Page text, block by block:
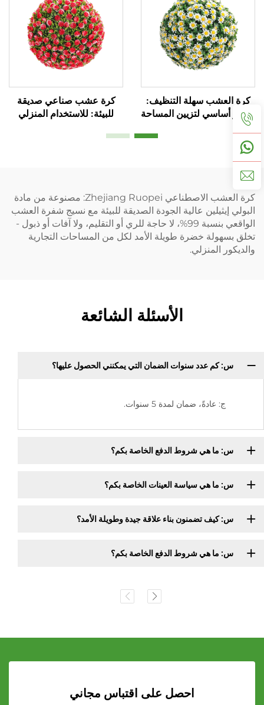
كرة العشب سهلة التنظيف:
عنصر أساسي لتزيين المساحة
كرة عشب صناعي صديقة
للبيئة: للاستخدام المنزلي
كرة العشب الاصطناعي Zhejiang Ruopei: مصنوعة من مادة
البولي إيثيلين عالية الجودة الصديقة للبيئة مع نسيج شفرة العشب
الواقعي بنسبة 99%، لا حاجة للري أو التقليم، ولا آفات أو ذبول -
تخلق بسهولة خضرة طويلة الأمد لكل من المساحات التجارية
والديكور المنزلي.
الأسئلة الشائعة
س: كم عدد سنوات الضمان التي يمكنني الحصول عليها؟
ج: عادةً، ضمان لمدة 5 سنوات.
س: ما هي شروط الدفع الخاصة بكم؟
س: ما هي سياسة العينات الخاصة بكم؟
س: كيف تضمنون بناء علاقة جيدة وطويلة الأمد؟
س: ما هي شروط الدفع الخاصة بكم؟
احصل على اقتباس مجاني